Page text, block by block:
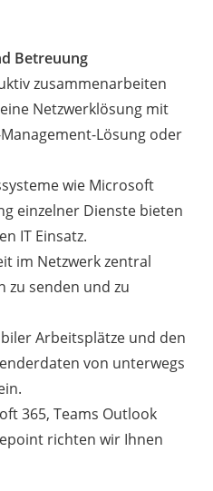
Betreuung
zusammenarbeiten
Netzwerklösung mit
Lösung oder
wie Microsoft
einzelner Dienste bieten
IT Einsatz.
im Netzwerk zentral
zu senden und zu
Arbeitsplätze und den
von unterwegs
365, Teams Outlook
richten wir Ihnen